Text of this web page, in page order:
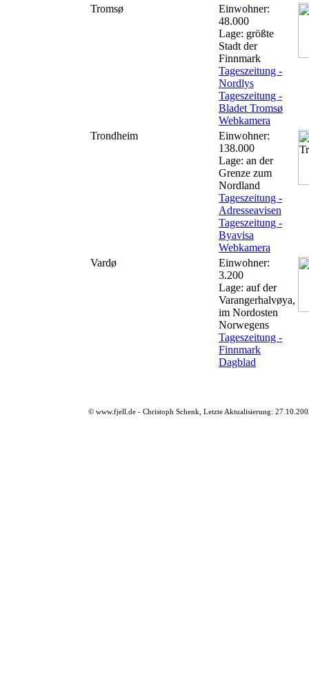
Tromsø
Einwohner:
48.000
Lage: größte
Stadt der
Finnmark
Tageszeitung -
Nordlys
Tageszeitung -
Bladet Tromsø
Webkamera
Trondheim
Einwohner:
138.000
Lage: an der
Grenze zum
Nordland
Tageszeitung -
Adresseavisen
Tageszeitung -
Byavisa
Webkamera
Vardø
Einwohner:
3.200
Lage: auf der
Varangerhalvøya,
im Nordosten
Norwegens
Tageszeitung -
Finnmark
Dagblad
© www.fjell.de - Christoph Schenk, Letzte Aktualisierung: